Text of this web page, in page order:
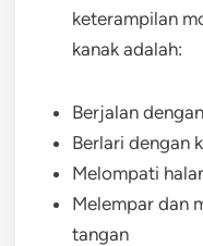
keterampilan
kanak adalah:
Berjalan
Berlari dengan
Melompati
Melempar dan
tangan